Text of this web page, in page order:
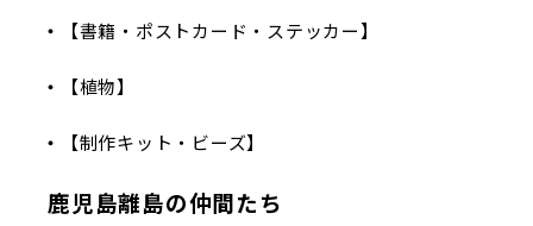
【書籍・ポストカード・ステッカー】
【植物】
【制作キット・ビーズ】
鹿児島離島の仲間たち